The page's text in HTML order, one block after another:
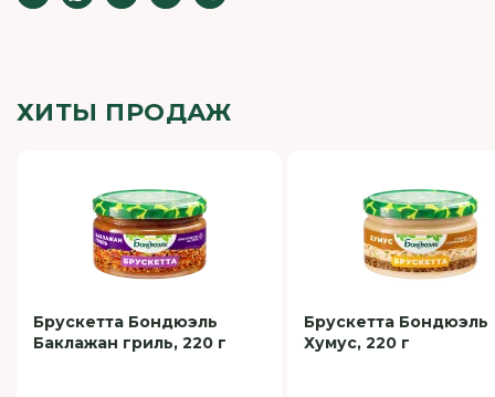
ХИТЫ ПРОДАЖ
Брускетта Бондюэль
Баклажан гриль, 220 г
Брускетта Бондюэль
Хумус, 220 г